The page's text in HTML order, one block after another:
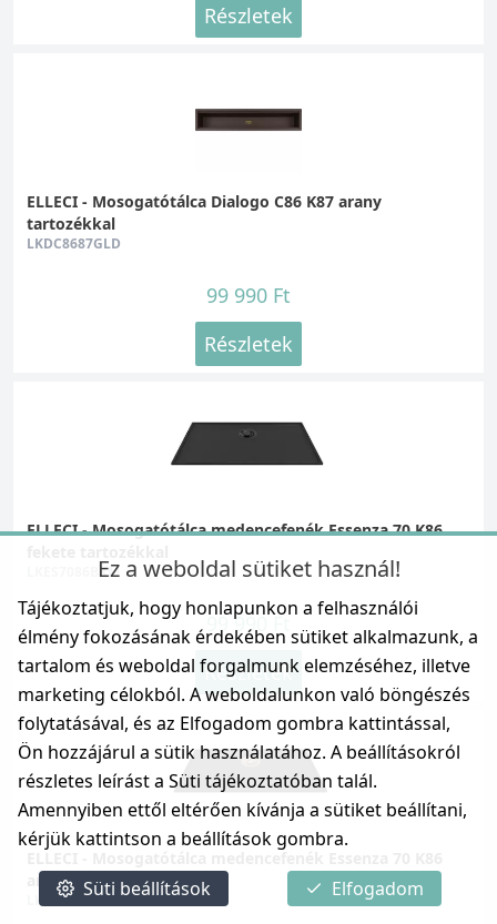
Részletek
ELLECI - Mosogatótálca Dialogo C86 K87 arany
tartozékkal
LKDC8687GLD
99 990 Ft
Részletek
ELLECI - Mosogatótálca medencefenék Essenza 70 K86
LKES7086BKM
99 990 Ft
Részletek
arany tartozékkal
LKES7086GLD
Ez a weboldal sütiket használ!
Tájékoztatjuk, hogy honlapunkon a felhasználói
élmény fokozásának érdekében sütiket alkalmazunk, a
tartalom és weboldal forgalmunk elemzéséhez, illetve
marketing célokból. A weboldalunkon való böngészés
folytatásával, és az Elfogadom gombra kattintással,
Ön hozzájárul a sütik használatához. A beállításokról
részletes leírást a Süti tájékoztatóban talál.
Amennyiben ettől eltérően kívánja a sütiket beállítani,
kérjük kattintson a beállítások gombra.
Süti beállítások Elfogadom